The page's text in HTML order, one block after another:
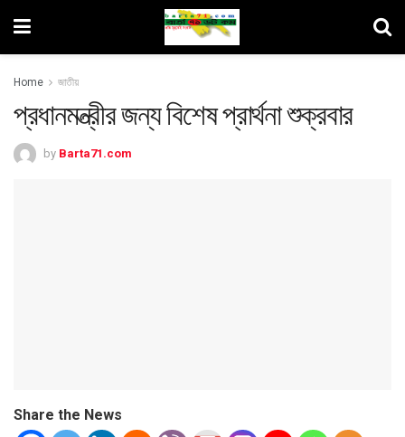
Home জাতীয়
প্রধানমন্ত্রীর জন্য বিশেষ প্রার্থনা শুক্রবার
by Barta71.com
Share the News